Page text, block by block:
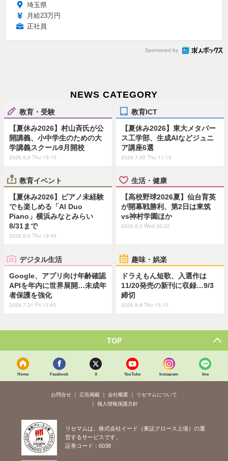
埼玉県
月給23万円
正社員
Sponsored by
NEWS CATEGORY
教育・受験
【夏休み2026】村山斉氏が公
開講義、小中学生のための大
学講義スクール9月開校
2026.8.6 Thu 19:15
教育ICT
【夏休み2026】東大メタバー
ス工学部、生成AIなどジュニ
ア講座6選
2026.7.30 Thu 11:15
教育イベント
【夏休み2026】ピアノ未経験
でも楽しめる「AI Duo
Piano」横浜みなとみらい
8/31まで
2026.8.6 Thu 19:45
生活・健康
【高校野球2026夏】仙台育英
が開幕戦勝利、第2日は東筑
vs神村学園ほか
2026.8.5 Wed 20:32
デジタル生活
Google、アプリ向け年齢確認
APIを年内に世界展開…未成年
者保護を強化
2026.7.31 Fri 13:45
趣味・娯楽
ドラえもん短歌、入選作は
11/20発売の新刊に収録…9/3
締切
2026.8.6 Thu 15:15
TOP
Home Facebook X YouTube Instagram line
お問合せ 広告掲載 会社概要
リセマムについて
個人情報保護方針
リセマムは、株式会社イード（東証グロース上場）の運
営するサービスです。
証券コード：6038